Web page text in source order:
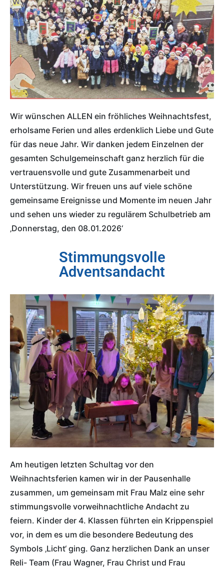
Wir wünschen ALLEN ein fröhliches Weihnachtsfest,
erholsame Ferien und alles erdenklich Liebe und Gute
für das neue Jahr. Wir danken jedem Einzelnen der
gesamten Schulgemeinschaft ganz herzlich für die
vertrauensvolle und gute Zusammenarbeit und
Unterstützung. Wir freuen uns auf viele schöne
gemeinsame Ereignisse und Momente im neuen Jahr
und sehen uns wieder zu regulärem Schulbetrieb am
‚Donnerstag, den 08.01.2026‘
Stimmungsvolle
Adventsandacht
Am heutigen letzten Schultag vor den
Weihnachtsferien kamen wir in der Pausenhalle
zusammen, um gemeinsam mit Frau Malz eine sehr
stimmungsvolle vorweihnachtliche Andacht zu
feiern. Kinder der 4. Klassen führten ein Krippenspiel
vor, in dem es um die besondere Bedeutung des
Symbols ‚Licht‘ ging. Ganz herzlichen Dank an unser
Reli- Team (Frau Wagner, Frau Christ und Frau